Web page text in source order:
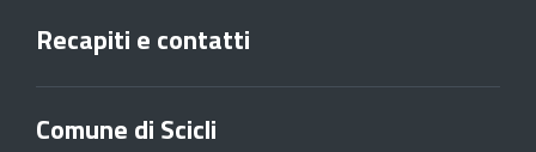
Recapiti e contatti
Comune di Scicli